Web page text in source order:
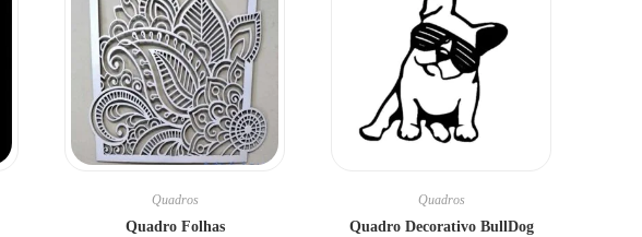
Quadros
Quadro Folhas
Quadros
Quadro Decorativo BullDog